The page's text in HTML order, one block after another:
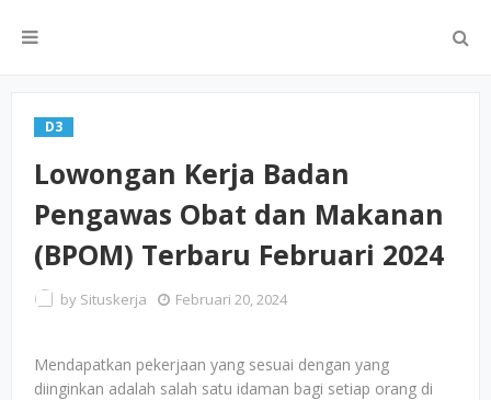
D3
Lowongan Kerja Badan
Pengawas Obat dan Makanan
(BPOM) Terbaru Februari 2024
by Situskerja Februari 20, 2024
Mendapatkan pekerjaan yang sesuai dengan yang
diinginkan adalah salah satu idaman bagi setiap orang di